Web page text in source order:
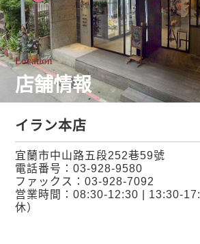
Location
店舗情報
イラン本店
宜蘭市中山路五段252巷59號
電話番号：03-928-9580
ファックス：03-928-7092
営業時間：08:30-12:30 | 13:30-
休）